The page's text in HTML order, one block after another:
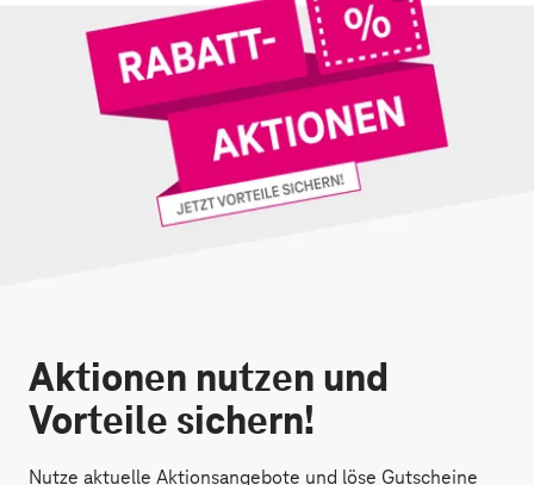
Aktionen nutzen und
Vorteile sichern!
Nutze aktuelle Aktionsangebote und löse Gutscheine